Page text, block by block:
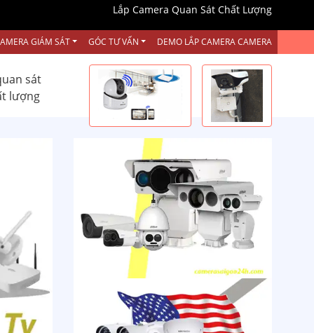
Lắp Camera Quan Sát Chất Lượng
GIÁM SÁT GÓC TƯ VẤN DEMO LẮP CAMERA CAMERA
sát
lượng